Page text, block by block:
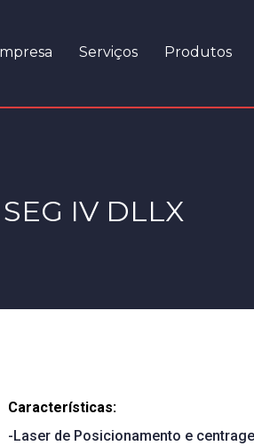
Serviços Produtos
IV DLLX
Características:
-Laser de Posicionamento e